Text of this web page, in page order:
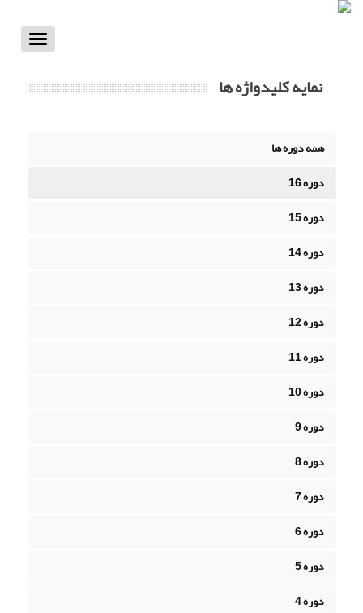
Toggle
نمایه کلیدواژه ها
همه دوره ها
دوره 16
دوره 15
دوره 14
دوره 13
دوره 12
دوره 11
دوره 10
دوره 9
دوره 8
دوره 7
دوره 6
دوره 5
دوره 4